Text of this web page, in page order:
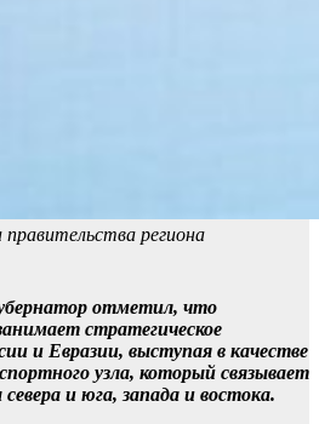
региона
отметил, что
стратегическое
и Евразии, выступая в качестве
узла, который связывает
и юга, запада и востока.